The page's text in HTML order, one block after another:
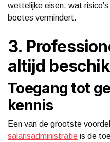
wettelijke eisen, wat
boetes vermindert.
3.
altijd
Toegang tot
kennis
Een van de grootste
salarisadministratie is de